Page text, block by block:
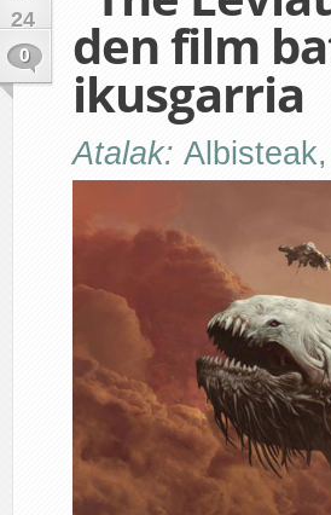
24
0
den film
ikusgarria
Atalak: Albisteak,